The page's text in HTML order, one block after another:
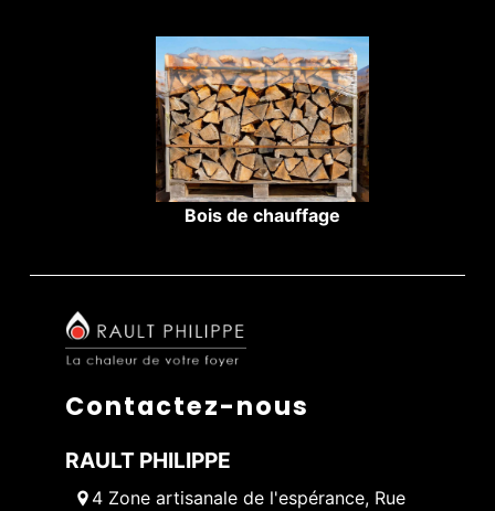
Bois de chauffage
Contactez-nous
RAULT PHILIPPE
4 Zone artisanale de l'espérance, Rue